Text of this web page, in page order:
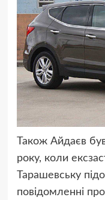
Також Айдаєв
року, коли
Тарашевську
повідомленні